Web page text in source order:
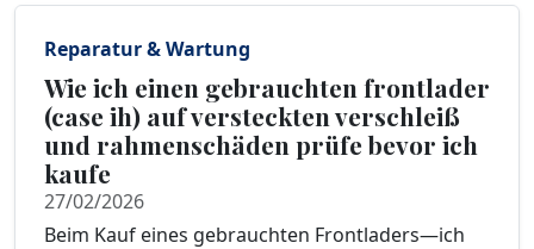
Reparatur & Wartung
Wie ich einen gebrauchten frontlader
(case ih) auf versteckten verschleiß
und rahmenschäden prüfe bevor ich
kaufe
27/02/2026
Beim Kauf eines gebrauchten Frontladers—ich